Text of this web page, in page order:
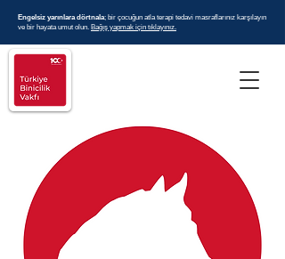
Engelsiz yarınlara dörtnala; bir çocuğun atla terapi tedavi masraflarınız karşılayın
ve bir hayata umut olun. Bağış yapmak için tıklayınız.